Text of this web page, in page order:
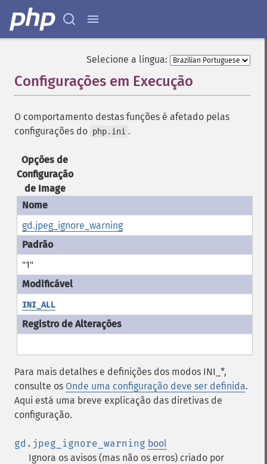
Selecione a língua:
Configurações em Execução
O comportamento destas funções é afetado pelas
configurações do php.ini .
Opções de
Configuração
de Image
gd.jpeg_ignore_warning
"1"
INI_ALL
Para mais detalhes e definições dos modos INI_*,
consulte os Onde uma configuração deve ser definida.
Aqui está uma breve explicação das diretivas de
configuração.
gd.jpeg_ignore_warning bool
Ignora os avisos (mas não os erros) criado por